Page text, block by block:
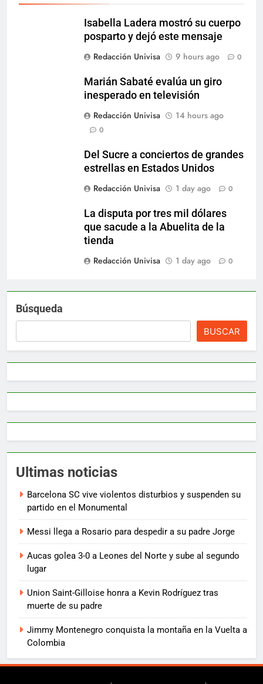
Isabella Ladera mostró su cuerpo
posparto y dejó este mensaje
Redacción Univisa
9 hours ago 0
Marián Sabaté evalúa un giro
inesperado en televisión
Redacción Univisa
14 hours ago
0
Del Sucre a conciertos de grandes
estrellas en Estados Unidos
Redacción Univisa
1 day ago 0
La disputa por tres mil dólares
que sacude a la Abuelita de la
tienda
Redacción Univisa
1 day ago 0
Búsqueda
BUSCAR
Ultimas noticias
Barcelona SC vive violentos disturbios y suspenden su
partido en el Monumental
Messi llega a Rosario para despedir a su padre Jorge
Aucas golea 3-0 a Leones del Norte y sube al segundo
lugar
Union Saint-Gilloise honra a Kevin Rodríguez tras
muerte de su padre
Jimmy Montenegro conquista la montaña en la Vuelta a
Colombia